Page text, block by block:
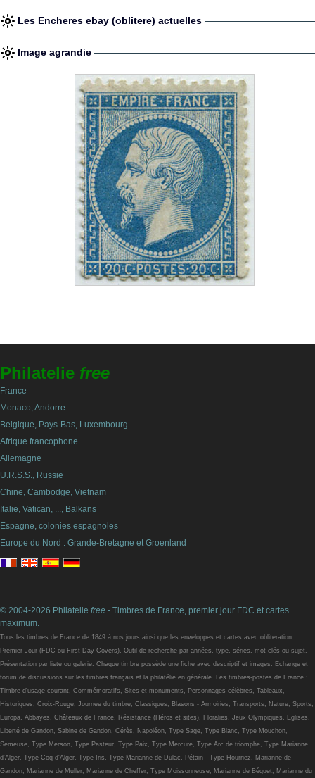
Les Encheres ebay (oblitere) actuelles
Image agrandie
Philatelie free
France
Monaco, Andorre
Belgique, Pays-Bas, Luxembourg
Afrique francophone
Allemagne
U.R.S.S., Russie
Chine, Cambodge, Vietnam
Italie, Vatican, ..., Balkans
Espagne, colonies espagnoles
Europe du Nord : Grande-Bretagne et Groenland
© 2004-2026 Philatelie free - Timbres de France, premier jour FDC et cartes
maximum.
Tous les timbres de France de 1849 à nos jours ainsi que les enveloppes et cartes avec oblitération
Premier Jour (FDC ou First Day Covers). Outil de recherche par années, type, séries, mot-clés ou sujet.
Présentation par liste ou galerie. Chaque timbre possède une fiche avec descriptif et images. Echange et
forum de discussions sur les timbres français et la philatélie en générale. Les timbres-postes de France :
Timbre d'usage courant, Commémoratifs, Sites et monuments, Personnages célèbres, Tableaux,
Historiques, Croix-Rouge, Journée du timbre, Classiques, Blasons - Armoiries, Transports, Nature, Sports,
Europa, Abbayes, Châteaux de France, Résistance (Héros et sites), Floralies, Jeux Olympiques, Eglises,
Liberté de Gandon, Sabine de Gandon, Cérès, Napoléon, Type Sage, Type Blanc, Type Mouchon,
Semeuse, Type Merson, Type Pasteur, Type Paix, Type Mercure, Type Arc de triomphe, Type Marianne
d'Alger, Type Coq d'Alger, Type Iris, Type Marianne de Dulac, Pétain - Type Hourriez, Marianne de
Gandon, Marianne de Muller, Marianne de Cheffer, Type Moissonneuse, Marianne de Béquet, Marianne du